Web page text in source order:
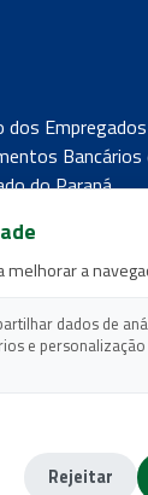
a
dados de
e personalização
Rejeitar